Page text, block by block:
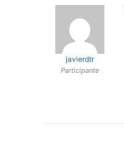
javierdtr
Participante